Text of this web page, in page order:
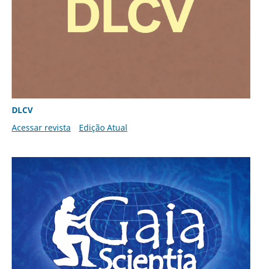
DLCV
Acessar revista
Edição Atual